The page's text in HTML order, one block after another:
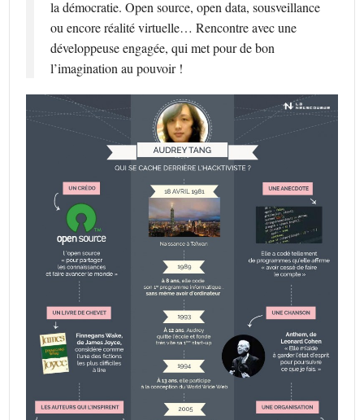
la démocratie. Open source, open data, sousveillance
ou encore réalité virtuelle… Rencontre avec une
développeuse engagée, qui met pour de bon
l’imagination au pouvoir !